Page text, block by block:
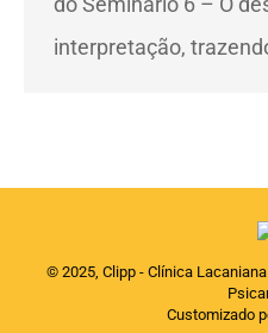
interpretação,
© 2025, Clipp - Clínica
Customizado